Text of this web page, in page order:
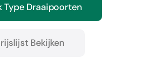
Type Draaipoorten
Bekijken